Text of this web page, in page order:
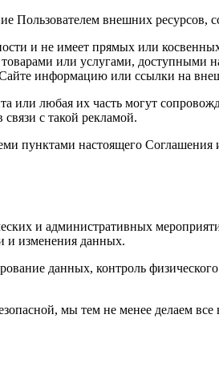
Пользователем внешних ресурсов,
и не имеет прямых или
или услугами, доступными
информацию или ссылки на
любая их часть могут
с такой рекламой.
пунктами настоящего
и административных
и изменения данных.
данных, контроль
мы тем не менее делаем